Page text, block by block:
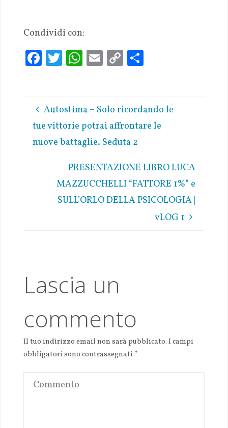
Condividi con:
Fa
oo
k
T
te
r
W
s
A
p
E
l
C
y
Li
n
S
e
Autostima – Solo ricordando le
tue vittorie potrai affrontare le
nuove battaglie. Seduta 2
PRESENTAZIONE LIBRO LUCA
MAZZUCCHELLI “FATTORE 1%” e
SULL’ORLO DELLA PSICOLOGIA |
vLOG 1
Lascia un
commento
Il tuo indirizzo email non sarà pubblicato. I campi
obbligatori sono contrassegnati *